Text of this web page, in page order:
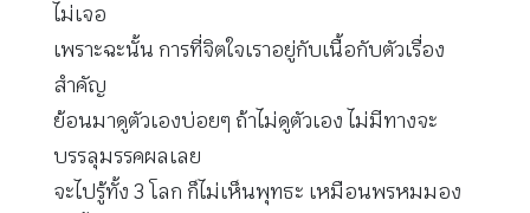
ไม่เจอ
เพราะฉะนั้น การที่จิตใจเราอยู่กับเนื้อกับตัวเรื่อง
สำคัญ
ย้อนมาดูตัวเองบ่อยๆ ถ้าไม่ดูตัวเอง ไม่มีทางจะ
บรรลุมรรคผลเลย
จะไปรู้ทั้ง 3 โลก ก็ไม่เห็นพุทธะ เหมือนพรหมมอง